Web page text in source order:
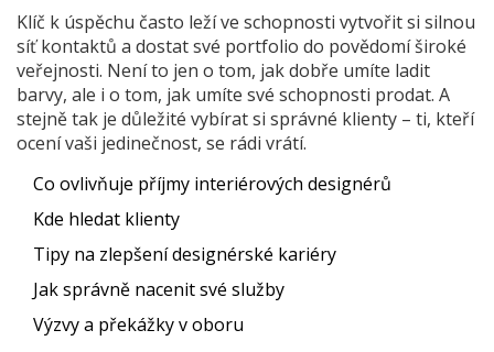
Klíč k úspěchu často leží ve schopnosti vytvořit si silnou
síť kontaktů a dostat své portfolio do povědomí široké
veřejnosti. Není to jen o tom, jak dobře umíte ladit
barvy, ale i o tom, jak umíte své schopnosti prodat. A
stejně tak je důležité vybírat si správné klienty – ti, kteří
ocení vaši jedinečnost, se rádi vrátí.
Co ovlivňuje příjmy interiérových designérů
Kde hledat klienty
Tipy na zlepšení designérské kariéry
Jak správně nacenit své služby
Výzvy a překážky v oboru